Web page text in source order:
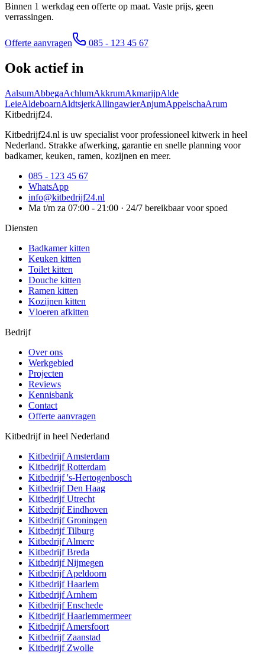
Binnen 1 werkdag een offerte op maat. Vaste prijs, geen
verrassingen.
Offerte aanvragen 085 - 123 45 67
Ook actief in
AalsumAbbegaAchlumAkkrumAkmarijpAlde
LeieAldeboarnAldtsjerkAllingawierAnjumAppelschaArum
Kitbedrijf24.
Kitbedrijf24.nl is uw specialist voor professioneel kitwerk in heel
Nederland. Strakke afwerking, garantie en snelle planning voor
badkamer, keuken, ramen, kozijnen en meer.
085 - 123 45 67
WhatsApp
info@kitbedrijf24.nl
Ma t/m za 07:00 - 21:00 · 24/7 bereikbaar voor spoed
Diensten
Badkamer kitten
Keuken kitten
Toilet kitten
Douche kitten
Ramen kitten
Kozijnen kitten
Vloeren afkitten
Bedrijf
Over ons
Werkgebied
Projecten
Reviews
Kennisbank
Contact
Offerte aanvragen
Kitbedrijf in heel Nederland
KitbedrijfAmsterdam
KitbedrijfRotterdam
Kitbedrijf's-Hertogenbosch
KitbedrijfDen Haag
KitbedrijfUtrecht
KitbedrijfEindhoven
KitbedrijfGroningen
KitbedrijfTilburg
KitbedrijfAlmere
KitbedrijfBreda
KitbedrijfNijmegen
KitbedrijfApeldoorn
KitbedrijfHaarlem
KitbedrijfArnhem
KitbedrijfEnschede
KitbedrijfHaarlemmermeer
KitbedrijfAmersfoort
Kitbedrijf Zaanstad
Kitbedrijf Zwolle